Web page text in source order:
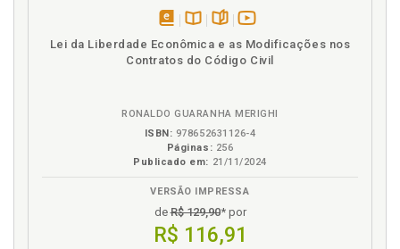
Ideologia constitucional. Pressupostos teóricos para
a concretização da ideologia constitucionalmente
adotada. Método analítico substancial, p. 177
econômica como postulado para o discurso de
aplicação do Direito, p. 167
Ideologia constitucionalmente adotada. Noções
Ideologia econômica e ordenamento jurídico, p. 72
Ideologia econômica. Constituição de 1988 e sua
ideologia econômica, p. 96
disponível
em
Disponível
na
vídeo
da
Lei da Liberdade Econômica e as Modificações nos
Contratos do Código Civil
RONALDO GUARANHA MERIGHI
ISBN: 978652631126-4
Páginas: 256
Publicado em: 21/11/2024
VERSÃO IMPRESSA
deR$ 129,90* por
R$ 116,91